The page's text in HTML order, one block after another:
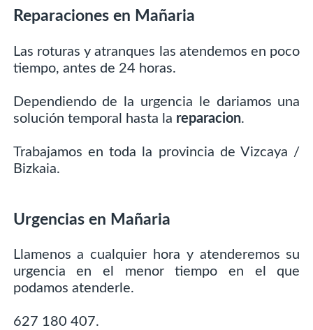
Reparaciones en Mañaria
Las roturas y atranques las atendemos en poco
tiempo, antes de 24 horas.
Dependiendo de la urgencia le dariamos una
solución temporal hasta la reparacion.
Trabajamos en toda la provincia de Vizcaya /
Bizkaia.
Urgencias en Mañaria
Llamenos a cualquier hora y atenderemos su
urgencia en el menor tiempo en el que
podamos atenderle.
627 180 407.